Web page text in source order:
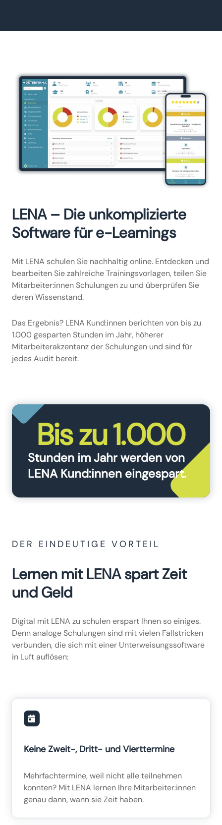
LENA – Die unkomplizierte
Software für e-Learnings
Mit LENA schulen Sie nachhaltig online. Entdecken und
bearbeiten Sie zahlreiche Trainingsvorlagen, teilen Sie
Mitarbeiter:innen Schulungen zu und überprüfen Sie
deren Wissenstand.
Das Ergebnis? LENA Kund:innen berichten von bis zu
1.000 gesparten Stunden im Jahr, höherer
Mitarbeiterakzentanz der Schulungen und sind für
jedes Audit bereit.
Bis zu 1.000
Stunden im Jahr werden von
LENA Kund:innen eingespart.
DER EINDEUTIGE VORTEIL
Lernen mit LENA spart Zeit
und Geld
Digital mit LENA zu schulen erspart Ihnen so einiges.
Denn analoge Schulungen sind mit vielen Fallstricken
verbunden, die sich mit einer Unterweisungssoftware
in Luft auflösen:
Keine Zweit-, Dritt- und Vierttermine
Mehrfachtermine, weil nicht alle teilnehmen
konnten? Mit LENA lernen Ihre Mitarbeiter:innen
genau dann, wann sie Zeit haben.